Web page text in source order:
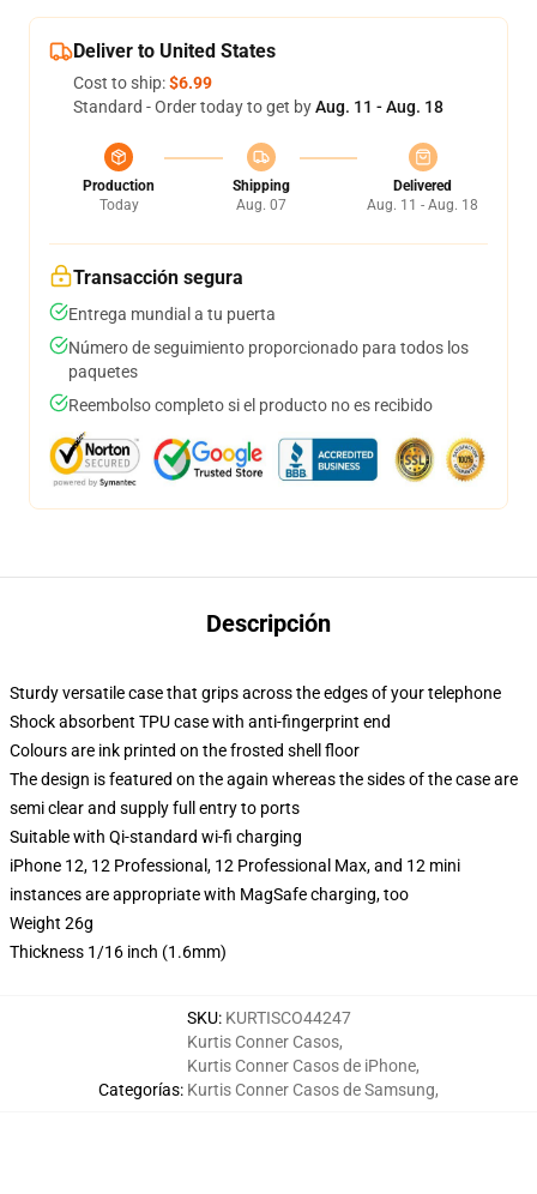
Deliver to United States
Cost to ship:$6.99
Standard - Order today to get byAug. 11 - Aug. 18
Production
Today
Shipping
Aug. 07
Delivered
Aug. 11 - Aug. 18
Transacción segura
Entrega mundial a tu puerta
Número de seguimiento proporcionado para todos los
paquetes
Reembolso completo si el producto no es recibido
Descripción
Sturdy versatile case that grips across the edges of your telephone
Shock absorbent TPU case with anti-fingerprint end
Colours are ink printed on the frosted shell floor
The design is featured on the again whereas the sides of the case are
semi clear and supply full entry to ports
Suitable with Qi-standard wi-fi charging
iPhone 12, 12 Professional, 12 Professional Max, and 12 mini
instances are appropriate with MagSafe charging, too
Weight 26g
Thickness 1/16 inch (1.6mm)
SKU: KURTISCO44247
Categorías:
Kurtis Conner Casos,
Kurtis Conner Casos de iPhone,
Kurtis Conner Casos de Samsung,